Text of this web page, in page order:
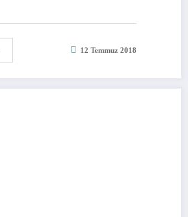
12 Temmuz 2018